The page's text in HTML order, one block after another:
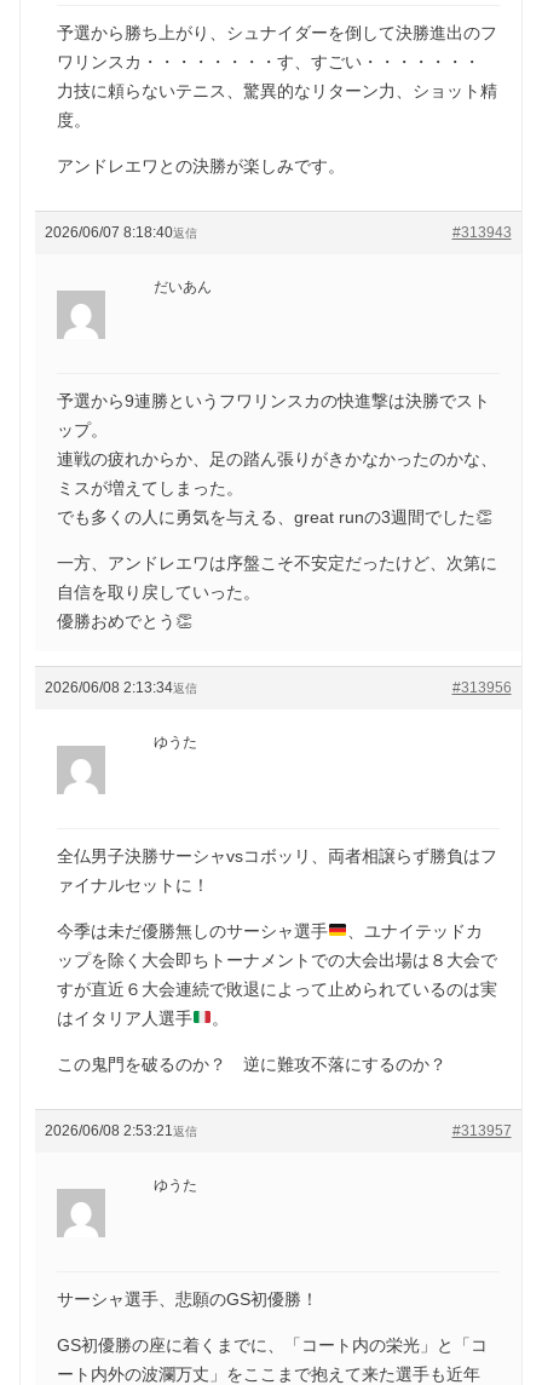
予選から勝ち上がり、シュナイダーを倒して決勝進出のフ
ワリンスカ・・・・・・・・す、すごい・・・・・・・
力技に頼らないテニス、驚異的なリターン力、ショット精
度。
アンドレエワとの決勝が楽しみです。
2026/06/07 8:18:40 #313943
返信
だいあん
予選から9連勝というフワリンスカの快進撃は決勝でスト
ップ。
連戦の疲れからか、足の踏ん張りがきかなかったのかな、
ミスが増えてしまった。
でも多くの人に勇気を与える、great runの3週間でした👏
一方、アンドレエワは序盤こそ不安定だったけど、次第に
自信を取り戻していった。
優勝おめでとう👏
2026/06/08 2:13:34 #313956
返信
ゆうた
全仏男子決勝サーシャvsコボッリ、両者相譲らず勝負はフ
ァイナルセットに！
今季は未だ優勝無しのサーシャ選手
、ユナイテッドカ
ップを除く大会即ちトーナメントでの大会出場は８大会で
すが直近６大会連続で敗退によって止められているのは実
はイタリア人選手
。
この鬼門を破るのか？ 逆に難攻不落にするのか？
2026/06/08 2:53:21 #313957
返信
ゆうた
サーシャ選手、悲願のGS初優勝！
GS初優勝の座に着くまでに、「コート内の栄光」と「コ
ート内外の波瀾万丈」をここまで抱えて来た選手も近年